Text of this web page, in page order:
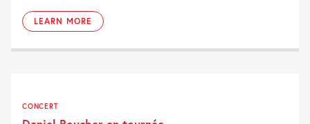
LEARN MORE
CONCERT